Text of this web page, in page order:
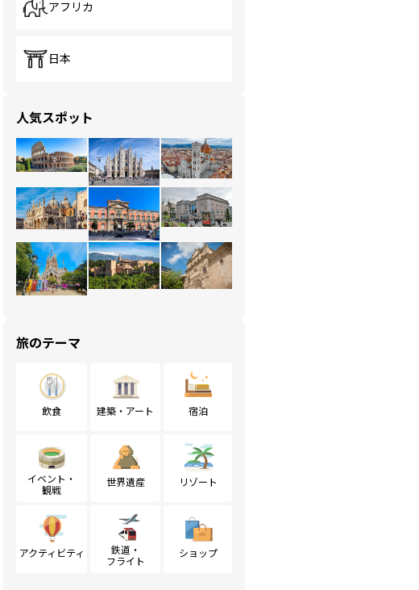
アフリカ
日本
人気スポット
旅のテーマ
飲食 建築・アート 宿泊
イベント・
観戦
世界遺産 リゾート
アクティビティ
鉄道・
フライト
ショップ